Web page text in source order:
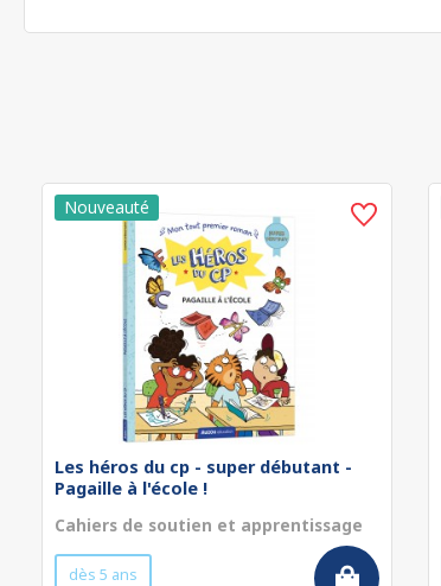
Les héros du cp - super débutant -
Pagaille à l'école !
Cahiers de soutien et apprentissage
dès 5 ans